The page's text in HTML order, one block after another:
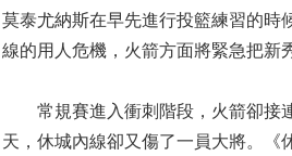
莫泰尤納斯在早先進行投籃練習的時
線的用人危機，火箭方面將緊急把新
常規賽進入衝刺階段，火箭卻接
天，休城內線卻又傷了一員大將。《